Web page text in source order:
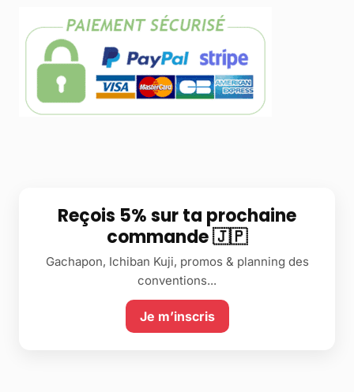
Reçois 5% sur ta prochaine
commande 🇯🇵
Gachapon, Ichiban Kuji, promos & planning des
conventions...
Je m’inscris